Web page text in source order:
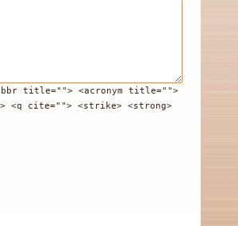
title=""> <acronym title="">
<q cite=""> <strike> <strong>